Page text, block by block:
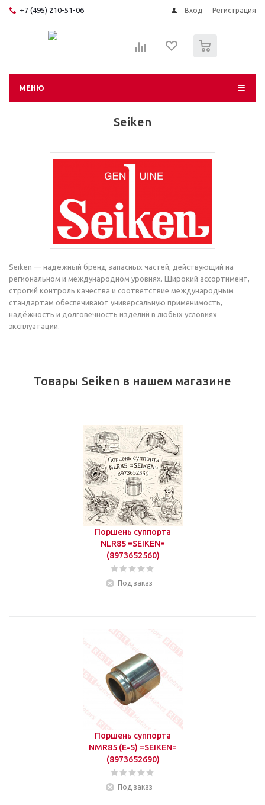
+7 (495) 210-51-06 Вход Регистрация
МЕНЮ
Seiken
Seiken — надёжный бренд запасных частей, действующий на
региональном и международном уровнях. Широкий ассортимент,
строгий контроль качества и соответствие международным
стандартам обеспечивают универсальную применимость,
надёжность и долговечность изделий в любых условиях
эксплуатации.
Товары Seiken в нашем магазине
Поршень суппорта
NLR85 =SEIKEN=
(8973652560)
Под заказ
Поршень суппорта
NMR85 (E-5) =SEIKEN=
(8973652690)
Под заказ